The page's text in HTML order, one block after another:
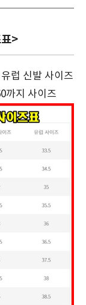
>
럽 신발 사이즈
까지 사이즈